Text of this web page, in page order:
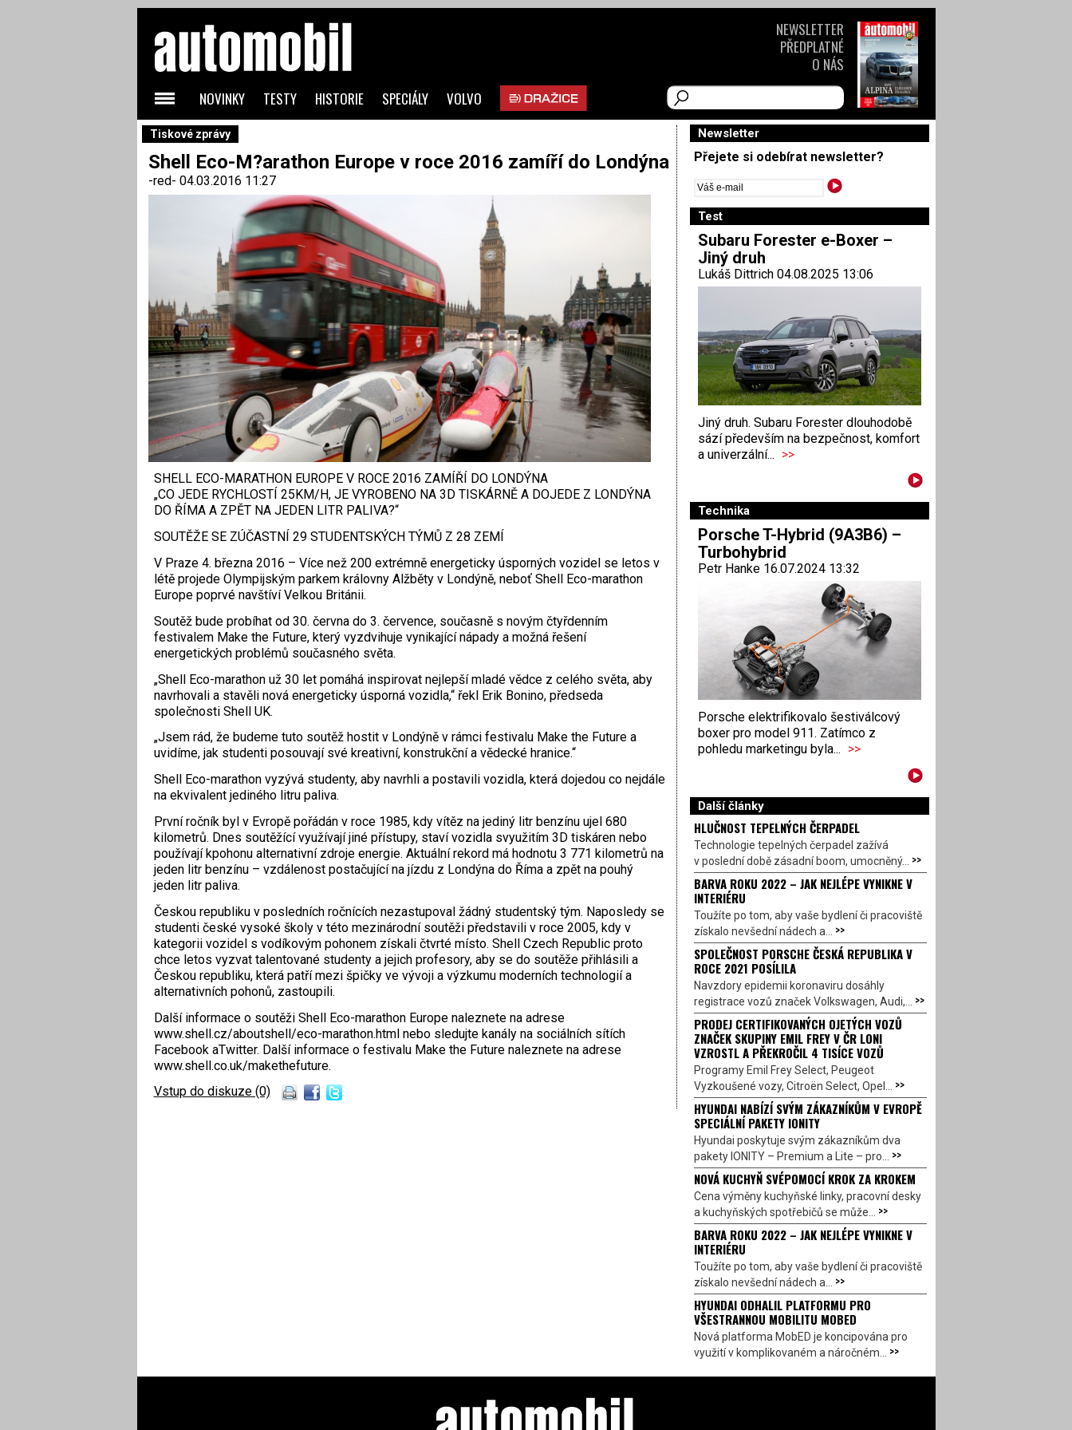
Tiskové zprávy
Shell Eco-M?arathon Europe v roce 2016 zamíří do Londýna
-red- 04.03.2016 11:27
SHELL ECO-MARATHON EUROPE V ROCE 2016 ZAMÍŘÍ DO LONDÝNA
„CO JEDE RYCHLOSTÍ 25KM/H, JE VYROBENO NA 3D TISKÁRNĚ A DOJEDE Z LONDÝNA
DO ŘÍMA A ZPĚT NA JEDEN LITR PALIVA?“
SOUTĚŽE SE ZÚČASTNÍ 29 STUDENTSKÝCH TÝMŮ Z 28 ZEMÍ
V Praze 4. března 2016 – Více než 200 extrémně energeticky úsporných vozidel se letos v
létě projede Olympijským parkem královny Alžběty v Londýně, neboť Shell Eco-marathon
Europe poprvé navštíví Velkou Británii.
Soutěž bude probíhat od 30. června do 3. července, současně s novým čtyřdenním
festivalem Make the Future, který vyzdvihuje vynikající nápady a možná řešení
energetických problémů současného světa.
„Shell Eco-marathon už 30 let pomáhá inspirovat nejlepší mladé vědce z celého světa, aby
navrhovali a stavěli nová energeticky úsporná vozidla,“ řekl Erik Bonino, předseda
společnosti Shell UK.
„Jsem rád, že budeme tuto soutěž hostit v Londýně v rámci festivalu Make the Future a
uvidíme, jak studenti posouvají své kreativní, konstrukční a vědecké hranice.“
Shell Eco-marathon vyzývá studenty, aby navrhli a postavili vozidla, která dojedou co nejdále
na ekvivalent jediného litru paliva.
První ročník byl v Evropě pořádán v roce 1985, kdy vítěz na jediný litr benzínu ujel 680
kilometrů. Dnes soutěžící využívají jiné přístupy, staví vozidla svyužitím 3D tiskáren nebo
používají kpohonu alternativní zdroje energie. Aktuální rekord má hodnotu 3 771 kilometrů na
jeden litr benzínu – vzdálenost postačující na jízdu z Londýna do Říma a zpět na pouhý
jeden litr paliva.
Českou republiku v posledních ročnících nezastupoval žádný studentský tým. Naposledy se
studenti české vysoké školy v této mezinárodní soutěži představili v roce 2005, kdy v
kategorii vozidel s vodíkovým pohonem získali čtvrté místo. Shell Czech Republic proto
chce letos vyzvat talentované studenty a jejich profesory, aby se do soutěže přihlásili a
Českou republiku, která patří mezi špičky ve vývoji a výzkumu moderních technologií a
alternativních pohonů, zastoupili.
Další informace o soutěži Shell Eco-marathon Europe naleznete na adrese
www.shell.cz/aboutshell/eco-marathon.html nebo sledujte kanály na sociálních sítích
Facebook aTwitter. Další informace o festivalu Make the Future naleznete na adrese
www.shell.co.uk/makethefuture.
Vstup do diskuze (0)
Newsletter
Přejete si odebírat newsletter?
Test
Subaru Forester e-Boxer –
Jiný druh
Lukáš Dittrich 04.08.2025 13:06
Jiný druh. Subaru Forester dlouhodobě
sází především na bezpečnost, komfort
a univerzální... >>
Technika
Porsche T-Hybrid (9A3B6) –
Turbohybrid
Petr Hanke 16.07.2024 13:32
Porsche elektrifikovalo šestiválcový
boxer pro model 911. Zatímco z
pohledu marketingu byla... >>
Další články
HLUČNOST TEPELNÝCH ČERPADEL
Technologie tepelných čerpadel zažívá
v poslední době zásadní boom, umocněný... >>
BARVA ROKU 2022 – JAK NEJLÉPE VYNIKNE V
INTERIÉRU
Toužíte po tom, aby vaše bydlení či pracoviště
získalo nevšední nádech a... >>
SPOLEČNOST PORSCHE ČESKÁ REPUBLIKA V
ROCE 2021 POSÍLILA
Navzdory epidemii koronaviru dosáhly
registrace vozů značek Volkswagen, Audi,... >>
PRODEJ CERTIFIKOVANÝCH OJETÝCH VOZŮ
ZNAČEK SKUPINY EMIL FREY V ČR LONI
VZROSTL A PŘEKROČIL 4 TISÍCE VOZŮ
Programy Emil Frey Select, Peugeot
Vyzkoušené vozy, Citroën Select, Opel... >>
HYUNDAI NABÍZÍ SVÝM ZÁKAZNÍKŮM V EVROPĚ
SPECIÁLNÍ PAKETY IONITY
Hyundai poskytuje svým zákazníkům dva
pakety IONITY – Premium a Lite – pro... >>
NOVÁ KUCHYŇ SVÉPOMOCÍ KROK ZA KROKEM
Cena výměny kuchyňské linky, pracovní desky
a kuchyňských spotřebičů se může... >>
BARVA ROKU 2022 – JAK NEJLÉPE VYNIKNE V
INTERIÉRU
Toužíte po tom, aby vaše bydlení či pracoviště
získalo nevšední nádech a... >>
HYUNDAI ODHALIL PLATFORMU PRO
VŠESTRANNOU MOBILITU MOBED
Nová platforma MobED je koncipována pro
využití v komplikovaném a náročném... >>
NOVINKY TESTY HISTORIE SPECIÁLY VOLVO
NEWSLETTER
PŘEDPLATNÉ
O NÁS